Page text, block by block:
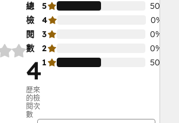
總
檢
閱
數
4
歷來
的檢
閱次
數
5
50%
4
0%
3
0%
2
0%
1
50%